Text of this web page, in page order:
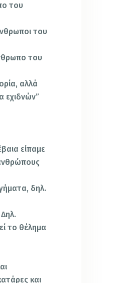
του
του
του
αλλά
εχιδνών”
είπαμε
δηλ.
το θέλημα
και